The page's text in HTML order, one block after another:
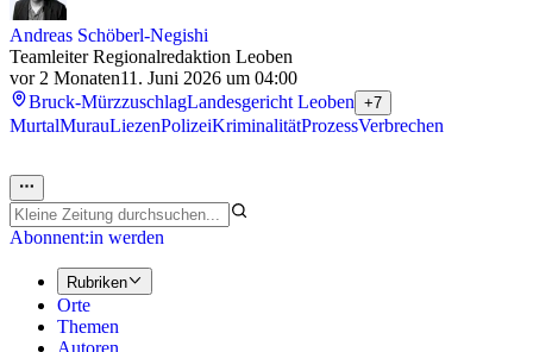
Andreas Schöberl-Negishi
Teamleiter Regionalredaktion Leoben
vor 2 Monaten11. Juni 2026 um 04:00
Bruck-MürzzuschlagLandesgericht Leoben +7
MurtalMurauLiezenPolizeiKriminalitätProzessVerbrechen
Abonnent:in werden
Rubriken
Orte
Themen
Autoren